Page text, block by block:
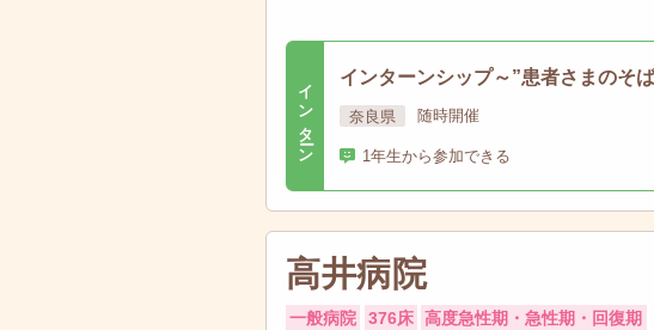
インターン インターンシップ～”患者さまのそ
奈良県 随時開催
1年生から参加できる
高井病院
一般病院 376床 高度急性期・急性期・回復期